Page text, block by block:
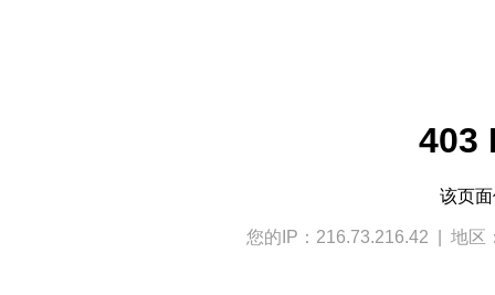
403
该页
您的IP：216.73.216.42 | 地区